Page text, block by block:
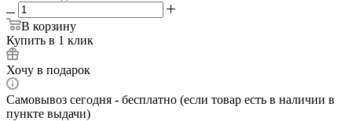
В корзину
Купить в 1 клик
Хочу в подарок
Самовывоз сегодня - бесплатно (если товар есть в наличии в
пункте выдачи)